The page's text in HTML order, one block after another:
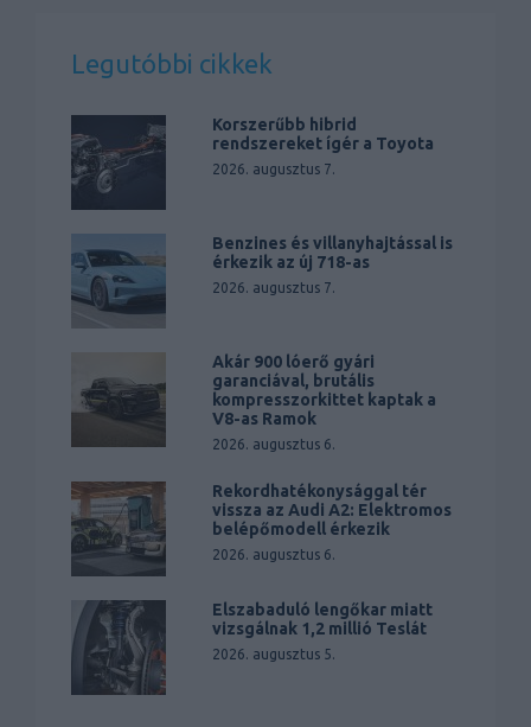
Legutóbbi cikkek
Korszerűbb hibrid
rendszereket ígér a Toyota
2026. augusztus 7.
Benzines és villanyhajtással is
érkezik az új 718-as
2026. augusztus 7.
Akár 900 lóerő gyári
garanciával, brutális
kompresszorkittet kaptak a
V8-as Ramok
2026. augusztus 6.
Rekordhatékonysággal tér
vissza az Audi A2: Elektromos
belépőmodell érkezik
2026. augusztus 6.
Elszabaduló lengőkar miatt
vizsgálnak 1,2 millió Teslát
2026. augusztus 5.